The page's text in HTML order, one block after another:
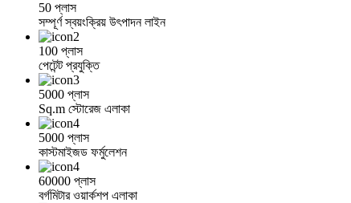
50 প্লাস
সম্পূর্ণ স্বয়ংক্রিয় উৎপাদন লাইন
100 প্লাস
পেটেন্ট প্রযুক্তি
5000 প্লাস
Sq.m স্টোরেজ এলাকা
5000 প্লাস
কাস্টমাইজড ফর্মুলেশন
60000 প্লাস
বর্গমিটার ওয়ার্কশপ এলাকা